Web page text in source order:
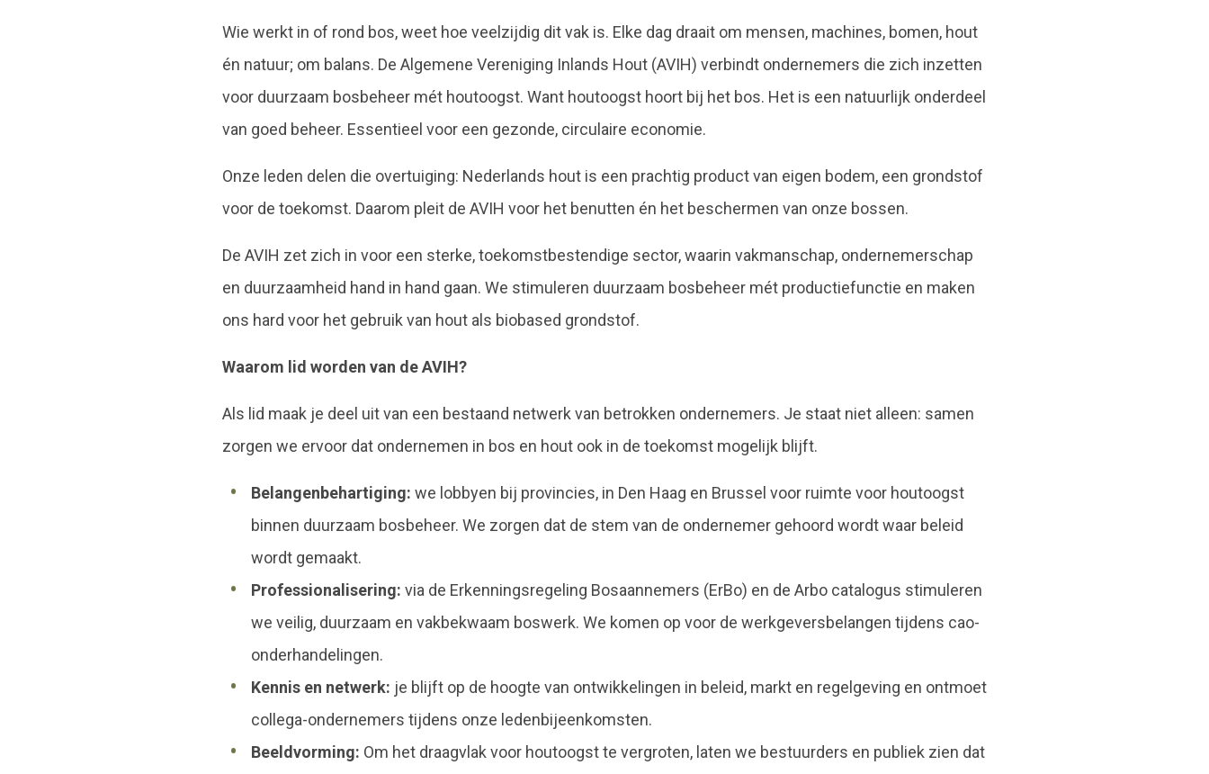
Wie werkt in of rond bos, weet hoe veelzijdig dit vak is. Elke dag draait om mensen, machines, bomen, hout
én natuur; om balans. De Algemene Vereniging Inlands Hout (AVIH) verbindt ondernemers die zich inzetten
voor duurzaam bosbeheer mét houtoogst. Want houtoogst hoort bij het bos. Het is een natuurlijk onderdeel
van goed beheer. Essentieel voor een gezonde, circulaire economie.
Onze leden delen die overtuiging: Nederlands hout is een prachtig product van eigen bodem, een grondstof
voor de toekomst. Daarom pleit de AVIH voor het benutten én het beschermen van onze bossen.
De AVIH zet zich in voor een sterke, toekomstbestendige sector, waarin vakmanschap, ondernemerschap
en duurzaamheid hand in hand gaan. We stimuleren duurzaam bosbeheer mét productiefunctie en maken
ons hard voor het gebruik van hout als biobased grondstof.
Waarom lid worden van de AVIH?
Als lid maak je deel uit van een bestaand netwerk van betrokken ondernemers. Je staat niet alleen: samen
zorgen we ervoor dat ondernemen in bos en hout ook in de toekomst mogelijk blijft.
Belangenbehartiging: we lobbyen bij provincies, in Den Haag en Brussel voor ruimte voor houtoogst
binnen duurzaam bosbeheer. We zorgen dat de stem van de ondernemer gehoord wordt waar beleid
wordt gemaakt.
Professionalisering: via de Erkenningsregeling Bosaannemers (ErBo) en de Arbo catalogus stimuleren
we veilig, duurzaam en vakbekwaam boswerk. We komen op voor de werkgeversbelangen tijdens cao-
onderhandelingen.
Kennis en netwerk: je blijft op de hoogte van ontwikkelingen in beleid, markt en regelgeving en ontmoet
collega-ondernemers tijdens onze ledenbijeenkomsten.
Beeldvorming: Om het draagvlak voor houtoogst te vergroten, laten we bestuurders en publiek zien dat